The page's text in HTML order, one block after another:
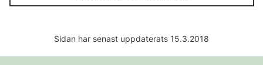
Sidan har senast uppdaterats 15.3.2018